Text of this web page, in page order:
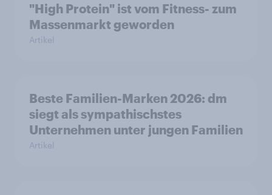
"High Protein" ist vom Fitness- zum
Massenmarkt geworden
Artikel
Beste Familien-Marken 2026: dm
siegt als sympathischstes
Unternehmen unter jungen Familien
Artikel